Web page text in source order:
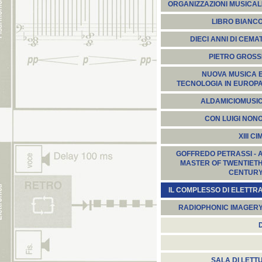
ORGANIZZAZIONI MUSICALI
LIBRO
DIECI ANNI DI
PIETRO GROSSI
NUOVA MUSICA
TECNOLOGIA IN EUROPA
ALDAMICIOMUSIC
CON LUIGI
XIII CIM
GOFFREDO PETRASSI - A
MASTER OF TWENTIETH
IL COMPLESSO DI ELETTRA
RADIOPHONIC
SALA DI